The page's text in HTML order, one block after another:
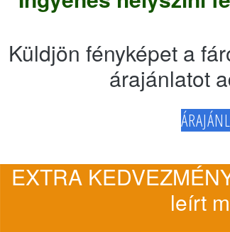
Küldjön fényképet a
árajánlatot
EXTRA
leírt